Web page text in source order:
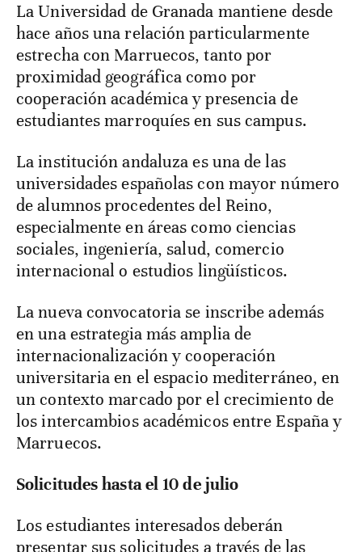
La Universidad de Granada mantiene desde
hace años una relación particularmente
estrecha con Marruecos, tanto por
proximidad geográfica como por
cooperación académica y presencia de
estudiantes marroquíes en sus campus.
La institución andaluza es una de las
universidades españolas con mayor número
de alumnos procedentes del Reino,
especialmente en áreas como ciencias
sociales, ingeniería, salud, comercio
internacional o estudios lingüísticos.
La nueva convocatoria se inscribe además
en una estrategia más amplia de
internacionalización y cooperación
universitaria en el espacio mediterráneo, en
un contexto marcado por el crecimiento de
los intercambios académicos entre España y
Marruecos.
Solicitudes hasta el 10 de julio
Los estudiantes interesados deberán
presentar sus solicitudes a través de las